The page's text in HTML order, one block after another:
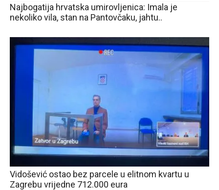
Najbogatija hrvatska umirovljenica: Imala je
nekoliko vila, stan na Pantovčaku, jahtu..
Vidošević ostao bez parcele u elitnom kvartu u
Zagrebu vrijedne 712.000 eura